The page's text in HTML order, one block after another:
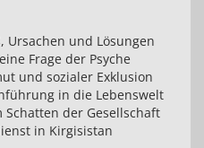
Ursachen und Lösungen
Frage der Psyche
und sozialer Exklusion
in die Lebenswelt
der Gesellschaft
in Kirgisistan